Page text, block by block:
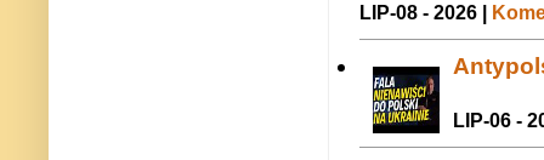
LIP-08 - 2026 |
LIP-06 -